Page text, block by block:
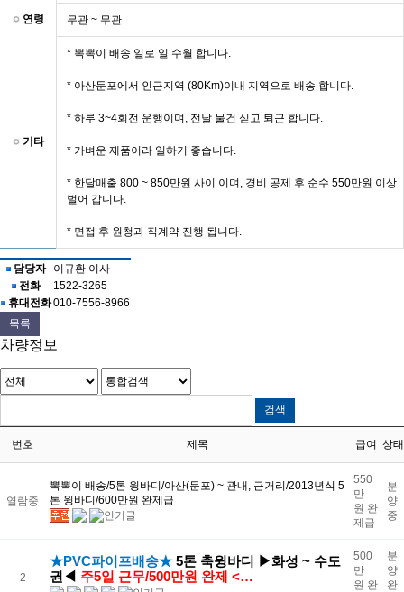
연령 무관 ~ 무관
기타
* 뽁뽁이 배송 일로 일 수월 합니다.
* 아산둔포에서 인근지역 (80Km)이내 지역으로 배송 합니다.
* 하루 3~4회전 운행이며, 전날 물건 싣고 퇴근 합니다.
* 가벼운 제품이라 일하기 좋습니다.
* 한달매출 800 ~ 850만원 사이 이며, 경비 공제 후 순수 550만원 이상
벌어 갑니다.
* 면접 후 원청과 직계약 진행 됩니다.
담당자
이규환 이사
전화
1522-3265
휴대전화010-7556-8966
목록
차량정보
번호 제목 급여 상태
열람중
뽁뽁이 배송/5톤 윙바디/아산(둔포) ~ 관내, 근거리/2013년식 5
톤 윙바디/600만원 완제급
550
만
원 완
제급
분
양
중
2
★PVC파이프배송★ ​5톤 축윙바디 ▶화성 ~ 수도
권◀ 주5일 근무/500만원 완제 <…
500
만
원 완
분
양
완